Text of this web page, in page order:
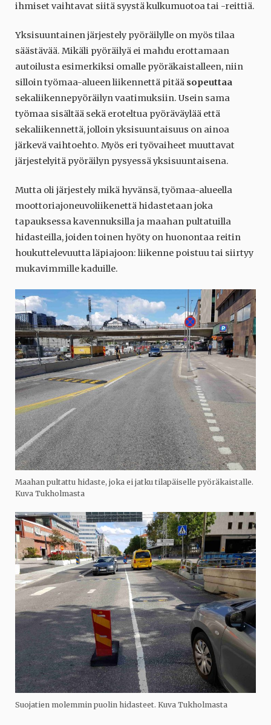
ihmiset vaihtavat siitä syystä kulkumuotoa tai -reittiä.
Yksisuuntainen järjestely pyöräilylle on myös tilaa
säästävää. Mikäli pyöräilyä ei mahdu erottamaan
autoilusta esimerkiksi omalle pyöräkaistalleen, niin
silloin työmaa-alueen liikennettä pitää sopeuttaa
sekaliikennepyöräilyn vaatimuksiin. Usein sama
työmaa sisältää sekä eroteltua pyöräväylää että
sekaliikennettä, jolloin yksisuuntaisuus on ainoa
järkevä vaihtoehto. Myös eri työvaiheet muuttavat
järjestelyitä pyöräilyn pysyessä yksisuuntaisena.
Mutta oli järjestely mikä hyvänsä, työmaa-alueella
moottoriajoneuvoliikenettä hidastetaan joka
tapauksessa kavennuksilla ja maahan pultatuilla
hidasteilla, joiden toinen hyöty on huonontaa reitin
houkuttelevuutta läpiajoon: liikenne poistuu tai siirtyy
mukavimmille kaduille.
Maahan pultattu hidaste, joka ei jatku tilapäiselle pyöräkaistalle.
Kuva Tukholmasta
Suojatien molemmin puolin hidasteet. Kuva Tukholmasta